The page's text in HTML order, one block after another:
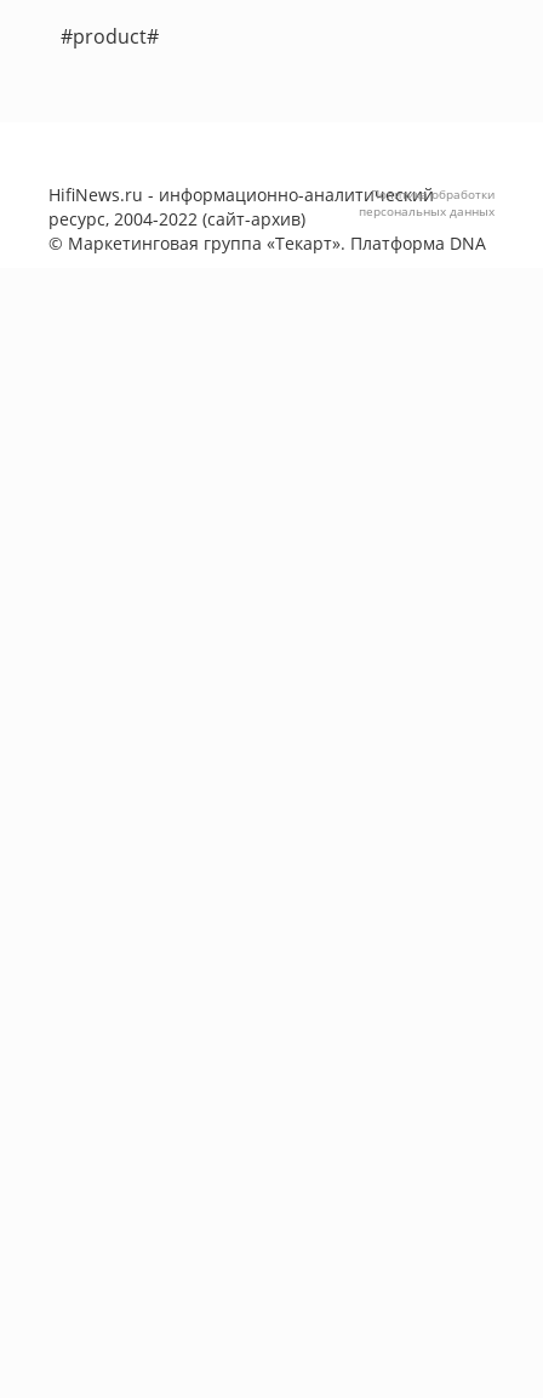
#product#
HifiNews.ru - информационно-аналитический
ресурс, 2004-2022 (сайт-архив)
© Маркетинговая группа «Текарт». Платформа DNA
Политика обработки
персональных данных